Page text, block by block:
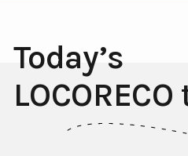
Today’s